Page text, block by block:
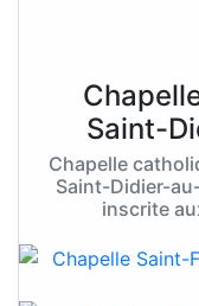
Saint-
Chapelle
Saint-Didier-
inscrite